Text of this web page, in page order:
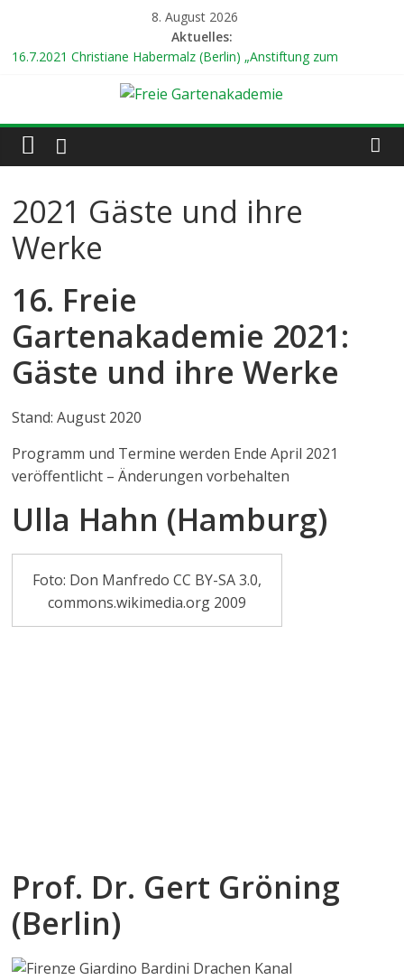
springen
8. August 2026
Aktuelles:
16.7.2021 Christiane Habermalz (Berlin) „Anstiftung zum
24.7.2021 Prof. Dr. Gert Gröning (Berlin) „Mein weltweiter
8.8.2021 Dr. Renate Hücking (Hamburg) „Unterwegs zu den
Gärten der Welt“
22.8.2021 19 Uhr Abschlusskonzert mit dem Duo
„KLEINGARTENANLAGE“
Freie
Gartenakademie
hier
wächst
Kultur
2021 Gäste und ihre
Werke
16. Freie
Gartenakademie 2021:
Gäste und ihre Werke
Stand: August 2020
Programm und Termine werden Ende April 2021
veröffentlicht – Änderungen vorbehalten
Ulla Hahn (Hamburg)
Foto: Don Manfredo CC BY-SA 3.0,
commons.wikimedia.org 2009
Prof. Dr. Gert Gröning
(Berlin)